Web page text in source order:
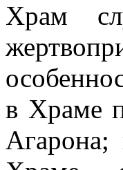
Храм
в Храме